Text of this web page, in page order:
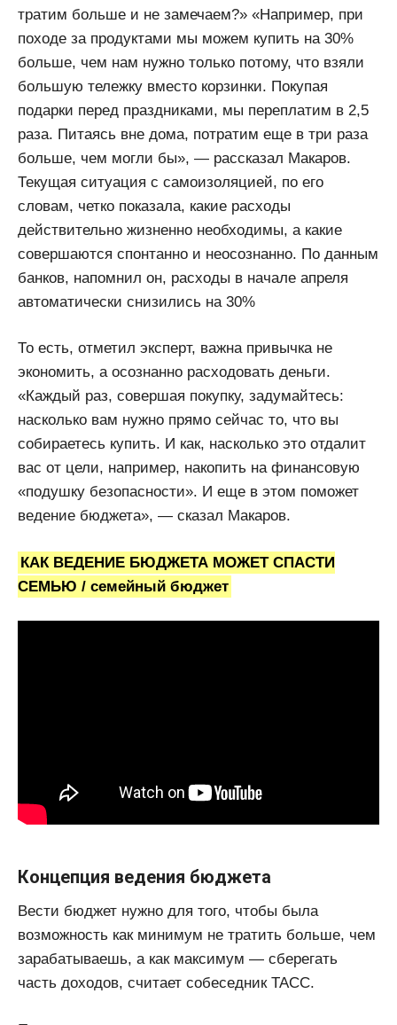
тратим больше и не замечаем?» «Например, при
походе за продуктами мы можем купить на 30%
больше, чем нам нужно только потому, что взяли
большую тележку вместо корзинки. Покупая
подарки перед праздниками, мы переплатим в 2,5
раза. Питаясь вне дома, потратим еще в три раза
больше, чем могли бы», — рассказал Макаров.
Текущая ситуация с самоизоляцией, по его
словам, четко показала, какие расходы
действительно жизненно необходимы, а какие
совершаются спонтанно и неосознанно. По данным
банков, напомнил он, расходы в начале апреля
автоматически снизились на 30%
То есть, отметил эксперт, важна привычка не
экономить, а осознанно расходовать деньги.
«Каждый раз, совершая покупку, задумайтесь:
насколько вам нужно прямо сейчас то, что вы
собираетесь купить. И как, насколько это отдалит
вас от цели, например, накопить на финансовую
«подушку безопасности». И еще в этом поможет
ведение бюджета», — сказал Макаров.
КАК ВЕДЕНИЕ БЮДЖЕТА МОЖЕТ СПАСТИ
СЕМЬЮ / семейный бюджет
Концепция ведения бюджета
Вести бюджет нужно для того, чтобы была
возможность как минимум не тратить больше, чем
зарабатываешь, а как максимум — сберегать
часть доходов, считает собеседник ТАСС.